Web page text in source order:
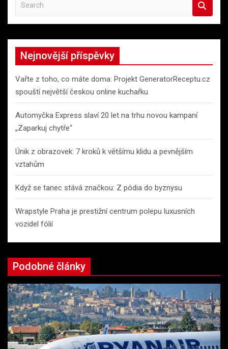
a
r
h
Nejnovější příspěvky
Vařte z toho, co máte doma: Projekt GeneratorReceptu.cz
spouští největší českou online kuchařku
Automyčka Express slaví 20 let na trhu novou kampaní
„Zaparkuj chytře“
Únik z obrazovek: 7 kroků k většímu klidu a pevnějším
vztahům
Když se tanec stává značkou: Z pódia do byznysu
Wrapstyle Praha je prestižní centrum polepu luxusních
vozidel fólií
Podobné články